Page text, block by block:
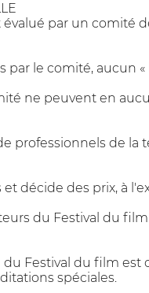
par un comité
par le comité, aucun «
ne peuvent en
professionnels de la
et décide des prix, à
du Festival du
du Festival du film
spéciales.